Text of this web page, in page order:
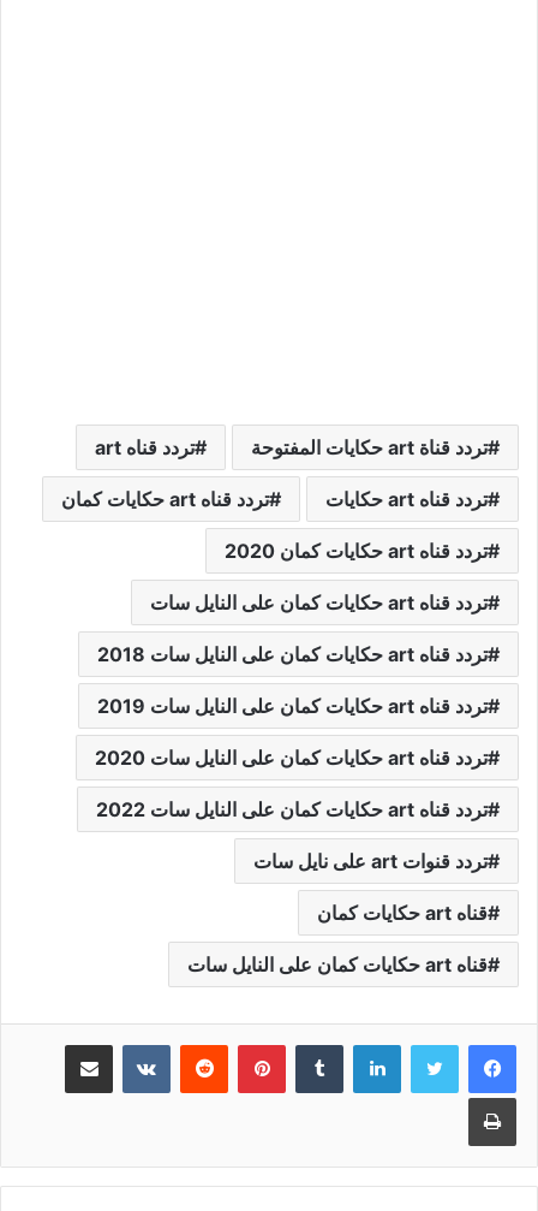
تردد قناة art حكايات المفتوحة تردد قناه art
تردد قناه art حكايات تردد قناه art حكايات كمان
تردد قناه art حكايات كمان 2020
تردد قناه art حكايات كمان على النايل سات
تردد قناه art حكايات كمان على النايل سات 2018
تردد قناه art حكايات كمان على النايل سات 2019
تردد قناه art حكايات كمان على النايل سات 2020
تردد قناه art حكايات كمان على النايل سات 2022
تردد قنوات art على نايل سات
قناه art حكايات كمان
قناه art حكايات كمان على النايل سات
لينكدإن بينتيريست مشاركة عبر البريد
طباعة